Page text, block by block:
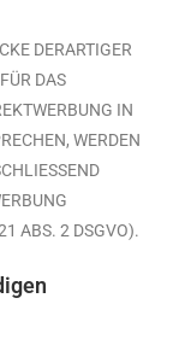
DERARTIGER
DAS
IN
WERDEN
ABS. 2 DSGVO).